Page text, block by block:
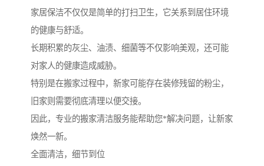
家居保洁不仅仅是简单的打扫卫生，它关系到居住环境
的健康与舒适。
长期积累的灰尘、油渍、细菌等不仅影响美观，还可能
对家人的健康造成威胁。
特别是在搬家过程中，新家可能存在装修残留的粉尘，
旧家则需要彻底清理以便交接。
因此，专业的搬家清洁服务能帮助您*解决问题，让新家
焕然一新。
全面清洁，细节到位